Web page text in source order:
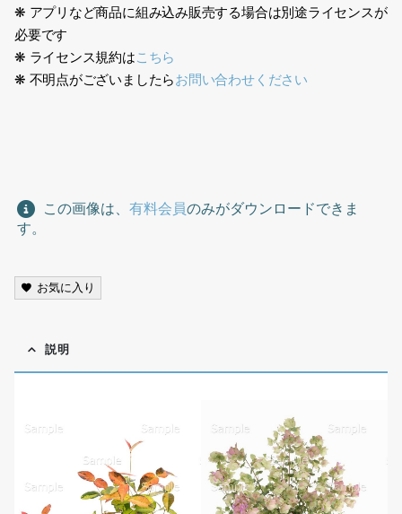
❋ アプリなど商品に組み込み販売する場合は別途ライセンスが
必要です
❋ ライセンス規約はこちら
❋ 不明点がございましたらお問い合わせください
この画像は、 有料会員のみがダウンロードできま
す。
お気に入り
説明